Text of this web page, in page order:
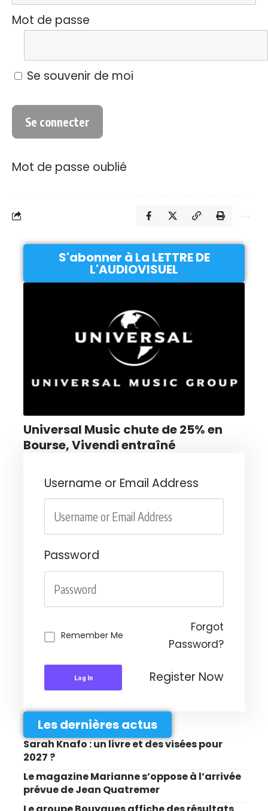
Mot de passe
Se souvenir de moi
Mot de passe oublié
S'abonner à La LETTRE DE
L'AUDIOVISUEL
Universal Music chute de 25% en
Bourse, Vivendi entraîné
Username or Email Address
Password
Remember Me
Forgot
Password?
Log In Register Now
Les dernières actus
Sarah Knafo : un livre et des visées pour
2027 ?
Le magazine Marianne s’oppose à l’arrivée
prévue de Jean Quatremer